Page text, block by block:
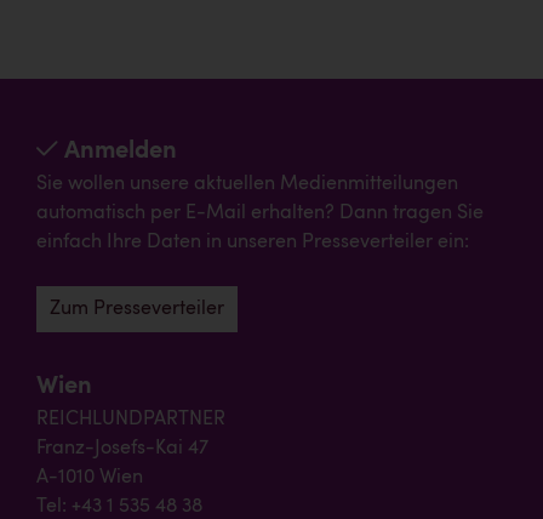
Anmelden
Sie wollen unsere aktuellen Medienmitteilungen
automatisch per E-Mail erhalten? Dann tragen Sie
einfach Ihre Daten in unseren Presseverteiler ein:
Zum Presseverteiler
Wien
REICHLUNDPARTNER
Franz-Josefs-Kai 47
A-1010 Wien
Tel: +43 1 535 48 38